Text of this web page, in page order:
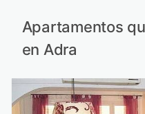
Apartamentos
en Adra